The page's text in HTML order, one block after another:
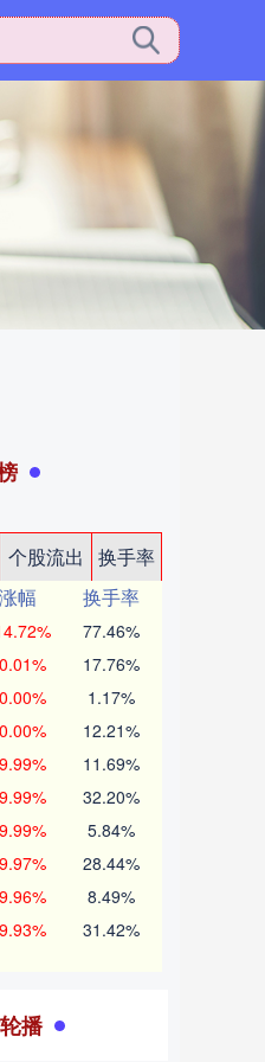
个股流出
换手率
涨幅
换手率
77.46%
17.76%
1.17%
12.21%
11.69%
32.20%
5.84%
28.44%
8.49%
31.42%
播